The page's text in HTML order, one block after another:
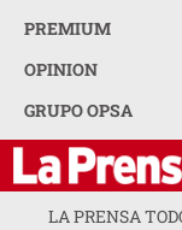
PREMIUM
OPINION
GRUPO OPSA
LA PRENSA